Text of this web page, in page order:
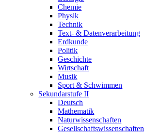
Chemie
Physik
Technik
Text- & Datenverarbeitung
Erdkunde
Politik
Geschichte
Wirtschaft
Musik
Sport & Schwimmen
Sekundarstufe II
Deutsch
Mathematik
Naturwissenschaften
Gesellschaftswissenschaften